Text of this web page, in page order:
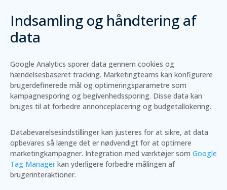
Indsamling og håndtering af
data
Google Analytics sporer data gennem cookies og
hændelsesbaseret tracking. Marketingteams kan konfigurere
brugerdefinerede mål og optimeringsparametre som
kampagnesporing og begivenhedssporing. Disse data kan
bruges til at forbedre annonceplacering og budgetallokering.
Databevarelsesindstillinger kan justeres for at sikre, at data
opbevares så længe det er nødvendigt for at optimere
marketingkampagner. Integration med værktøjer som Google
Tag Managerkan yderligere forbedre målingen af
brugerinteraktioner.